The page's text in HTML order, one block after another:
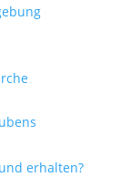
erhalten?